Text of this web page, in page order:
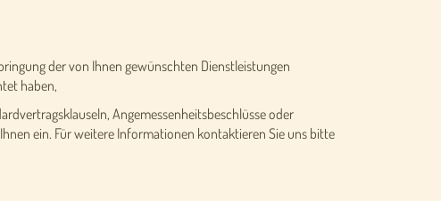
der von Ihnen gewünschten Dienstleistungen
haben,
Angemessenheitsbeschlüsse oder
ein. Für weitere Informationen kontaktieren Sie uns bitte